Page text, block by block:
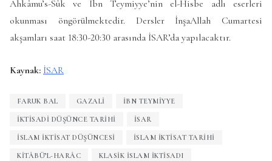
Ahkâmu’s-Sûk ve İbn Teymiyye’nin el-Hisbe adlı eserleri
okunması öngörülmektedir. Dersler İnşaAllah Cumartesi
akşamları saat 18:30-20:30 arasında İSAR’da yapılacaktır.
Kaynak: İSAR
FARUK BAL GAZALI İBN TEYMIYYE
İKTISADI DÜŞÜNCE TARIHI İSAR
İSLAM İKTISAT DÜŞÜNCESI İSLAM İKTISAT TARIHI
KITÂBÜ’L-HARÂC KLASIK İSLAM İKTISADI